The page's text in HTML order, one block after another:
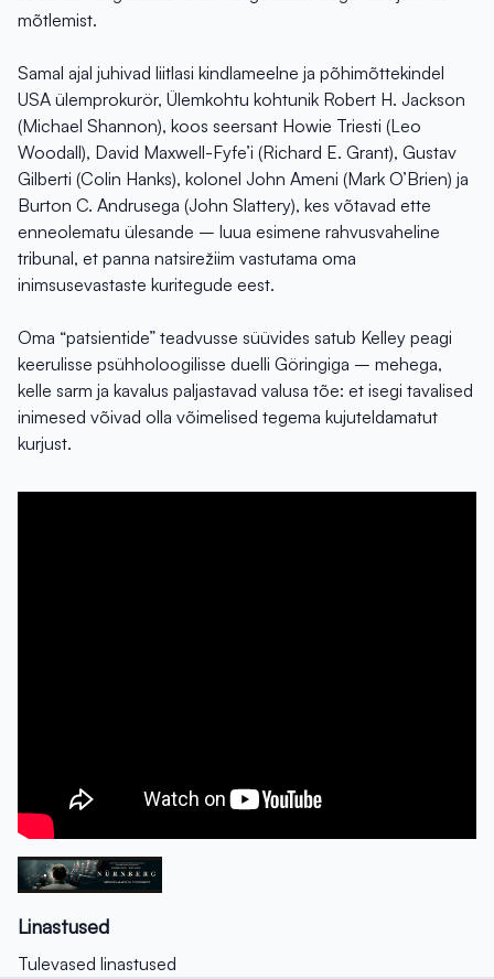
mõtlemist.
Samal ajal juhivad liitlasi kindlameelne ja põhimõttekindel
USA ülemprokurör, Ülemkohtu kohtunik Robert H. Jackson
(Michael Shannon), koos seersant Howie Triesti (Leo
Woodall), David Maxwell-Fyfe’i (Richard E. Grant), Gustav
Gilberti (Colin Hanks), kolonel John Ameni (Mark O’Brien) ja
Burton C. Andrusega (John Slattery), kes võtavad ette
enneolematu ülesande – luua esimene rahvusvaheline
tribunal, et panna natsirežiim vastutama oma
inimsusevastaste kuritegude eest.
Oma “patsientide” teadvusse süüvides satub Kelley peagi
keerulisse psühholoogilisse duelli Göringiga – mehega,
kelle sarm ja kavalus paljastavad valusa tõe: et isegi tavalised
inimesed võivad olla võimelised tegema kujuteldamatut
kurjust.
Linastused
Tulevased linastused